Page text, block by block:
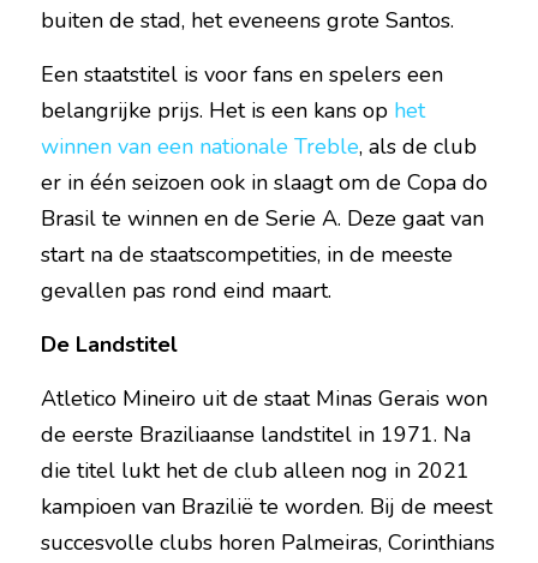
buiten de stad, het eveneens grote Santos.
Een staatstitel is voor fans en spelers een
belangrijke prijs. Het is een kans op het
winnen van een nationale Treble, als de club
er in één seizoen ook in slaagt om de Copa do
Brasil te winnen en de Serie A. Deze gaat van
start na de staatscompetities, in de meeste
gevallen pas rond eind maart.
De Landstitel
Atletico Mineiro uit de staat Minas Gerais won
de eerste Braziliaanse landstitel in 1971. Na
die titel lukt het de club alleen nog in 2021
kampioen van Brazilië te worden. Bij de meest
succesvolle clubs horen Palmeiras, Corinthians